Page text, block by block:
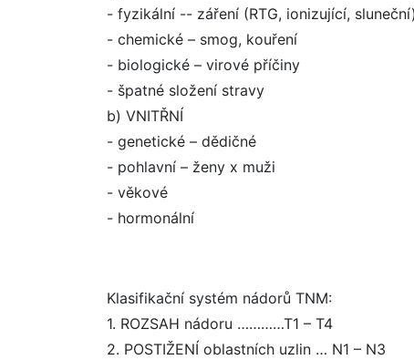
- fyzikální -- záření (RTG, ionizující, sluneční)
- chemické – smog, kouření
- biologické – virové příčiny
- špatné složení stravy
b) VNITŘNÍ
- genetické – dědičné
- pohlavní – ženy x muži
- věkové
- hormonální
Klasifikační systém nádorů TNM:
1. ROZSAH nádoru …………T1 – T4
2. POSTIŽENÍ oblastních uzlin … N1 – N3